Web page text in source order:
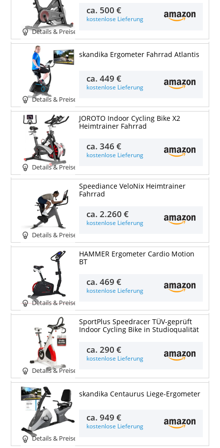
Details & Preise
ca. 500 €
kostenlose Lieferung
Details & Preise
skandika Ergometer Fahrrad Atlantis
ca.449 €
kostenlose Lieferung
Details & Preise
JOROTO Indoor Cycling Bike X2
Heimtrainer Fahrrad
ca.346 €
kostenlose Lieferung
Details & Preise
Speediance VeloNix Heimtrainer
Fahrrad
ca.2.260 €
kostenlose Lieferung
Details & Preise
HAMMER Ergometer Cardio Motion
BT
ca.469 €
kostenlose Lieferung
Details & Preise
SportPlus Speedracer TÜV-geprüft
Indoor Cycling Bike in Studioqualität
ca.290 €
kostenlose Lieferung
Details & Preise
skandika Centaurus Liege-Ergometer
ca.949 €
kostenlose Lieferung